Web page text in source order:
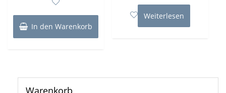
In den Warenkorb
5
war:
22,90€19,99€.
Weiterlesen
Warenkorb